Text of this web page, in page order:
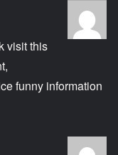
visit this
funny information